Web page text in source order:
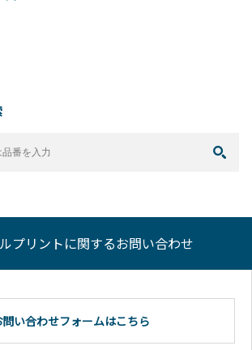
プリントに関するお問い合わせ
問い合わせフォームはこちら